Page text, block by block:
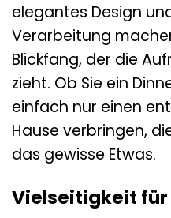
elegantes Design
Verarbeitung
Blickfang, der die
zieht. Ob Sie ein
einfach nur einen
Hause verbringen,
das gewisse Etwas.
Vielseitigkeit für